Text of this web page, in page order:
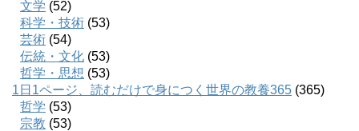
文学 (52)
科学・技術 (53)
芸術 (54)
伝統・文化 (53)
哲学・思想 (53)
1日1ページ、読むだけで身につく世界の教養365 (365)
哲学 (53)
宗教 (53)